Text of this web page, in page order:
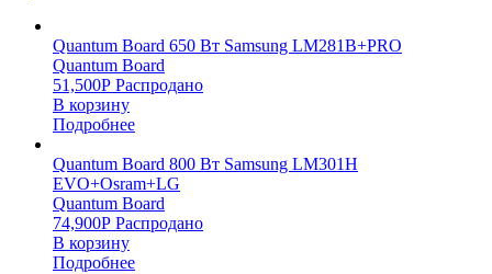
Quantum Board 650 Вт Samsung LM281B+PRO
Quantum Board
51,500Р Распродано
В корзину
Подробнее
Quantum Board 800 Вт Samsung LM301H
EVO+Osram+LG
Quantum Board
74,900Р Распродано
В корзину
Подробнее